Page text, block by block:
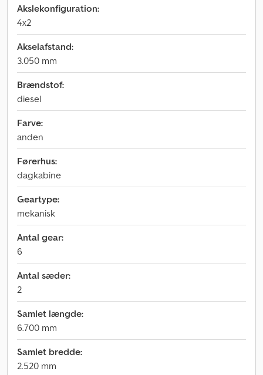
Akslekonfiguration:
4x2
Akselafstand:
3.050 mm
Brændstof:
diesel
Farve:
anden
Førerhus:
dagkabine
Geartype:
mekanisk
Antal gear:
6
Antal sæder:
2
Samlet længde:
6.700 mm
Samlet bredde:
2.520 mm